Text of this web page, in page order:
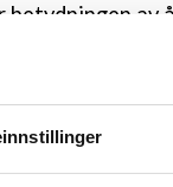
betydningen av
totalitær,